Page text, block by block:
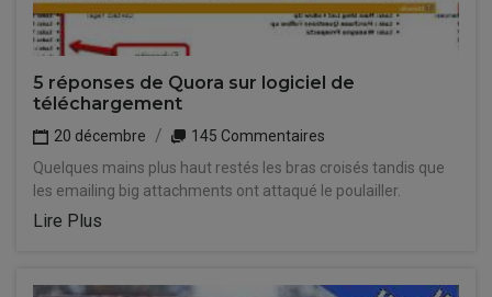
5 réponses de Quora sur logiciel de
téléchargement
20 décembre
145 Commentaires
Quelques mains plus haut restés les bras croisés tandis que
les emailing big attachments ont attaqué le poulailler.
Lire Plus